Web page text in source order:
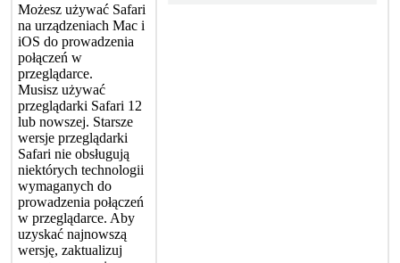
Możesz używać Safari
na urządzeniach Mac i
iOS do prowadzenia
połączeń w
przeglądarce.
Musisz używać
przeglądarki Safari 12
lub nowszej. Starsze
wersje przeglądarki
Safari nie obsługują
niektórych technologii
wymaganych do
prowadzenia połączeń
w przeglądarce. Aby
uzyskać najnowszą
wersję, zaktualizuj